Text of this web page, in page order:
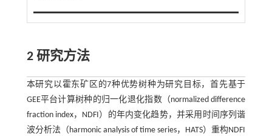
2 研究方法
本研究以霍东矿区的7种优势树种为研究目标，首先基于
GEE平台计算树种的归一化退化指数（normalized difference
fraction index，NDFI）的年内变化趋势，并采用时间序列谐
波分析法（harmonic analysis of time series，HATS）重构NDFI